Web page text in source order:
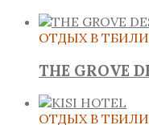
ОТДЫХ В
THE GROVE
ОТДЫХ В